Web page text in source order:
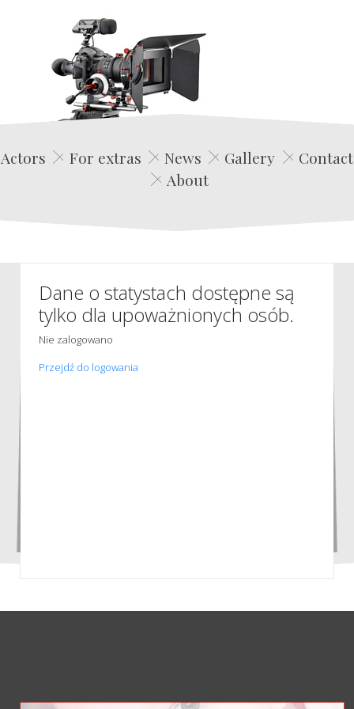
Edwin Film Agencja Aktorska
Actors For extras News Gallery
Contact
About
Dane o statystach dostępne są
tylko dla upoważnionych osób.
Nie zalogowano
Przejdź do logowania